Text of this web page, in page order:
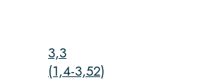
3,3
(1,4-3,52)